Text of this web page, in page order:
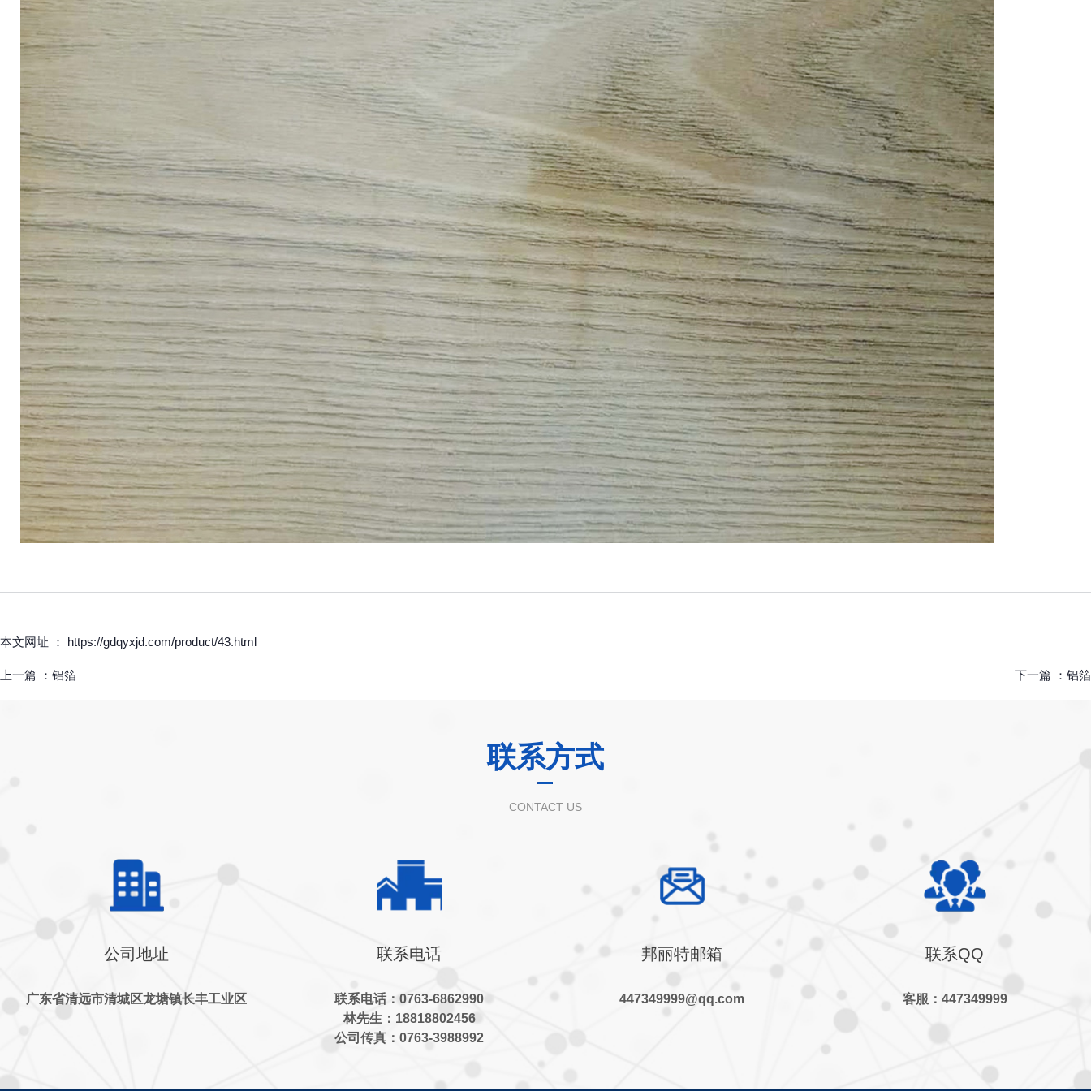
本文网址 ： https://gdqyxjd.com/product/43.html
上一篇 ： 铝箔 下一篇 ： 铝箔
联系方式
CONTACT US
公司地址
广东省清远市清城区龙塘镇长丰工业区
联系电话
联系电话：0763-6862990
林先生：18818802456
公司传真：0763-3988992
邦丽特邮箱
447349999@qq.com
联系QQ
客服：447349999